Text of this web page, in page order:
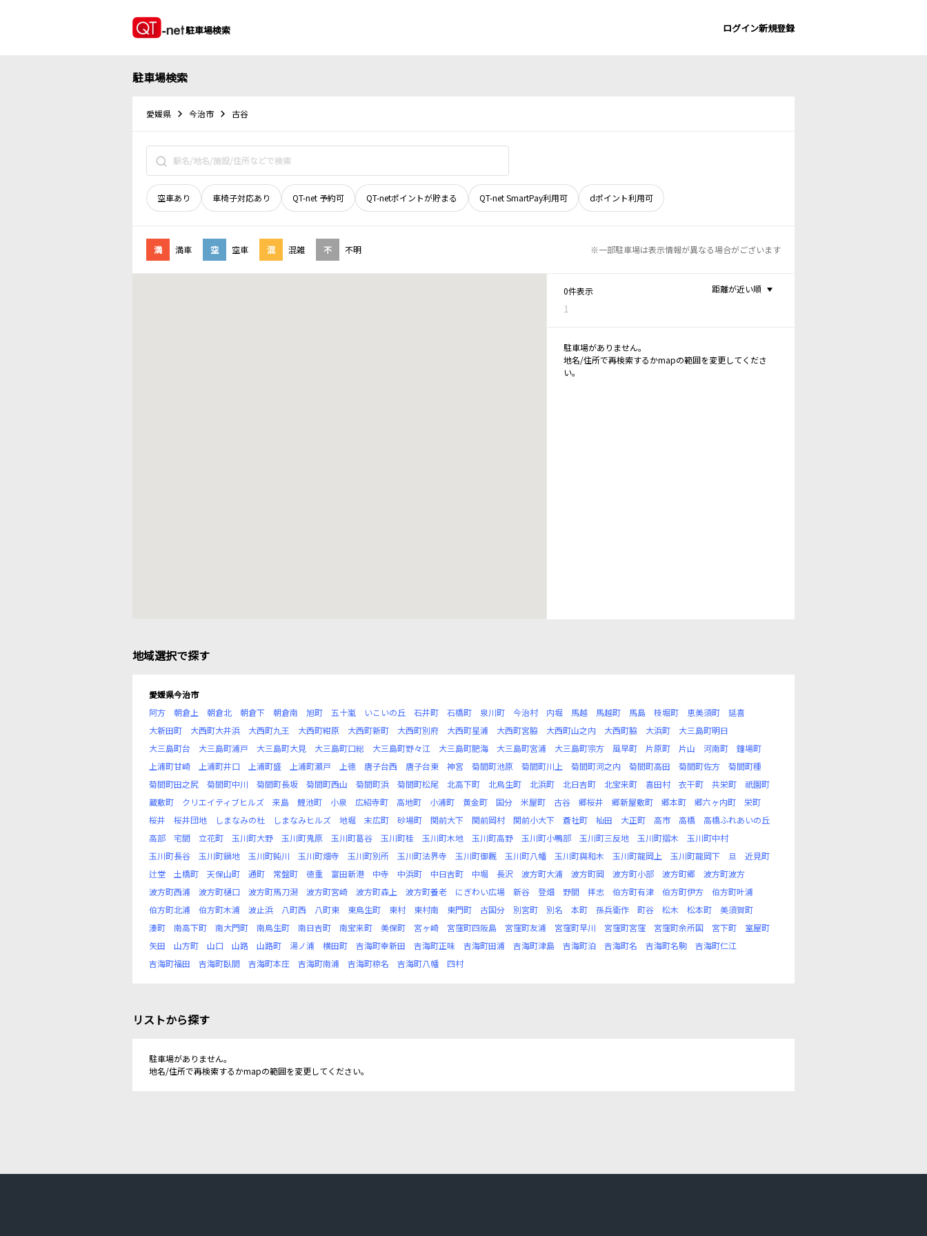
駐車場検索 ログイン新規登録
駐車場検索
愛媛県 今治市 古谷
空車あり 車椅子対応あり QT-net 予約可 QT-netポイントが貯まる QT-net SmartPay利用可 dポイント利用可
満 満車 空 空車 混 混雑 不 不明 ※一部駐車場は表示情報が異なる場合がございます
0件表示
1
距離が近い順
駐車場がありません。
地名/住所で再検索するかmapの範囲を変更してくださ
い。
地域選択で探す
愛媛県今治市
阿方
朝倉上 朝倉北 朝倉下 朝倉南 旭町 五十嵐 いこいの丘 石井町 石橋町 泉川町 今治村 内堀 馬越 馬越町 馬島 枝堀町 恵美須町
延喜
大新田町
大西町大井浜 大西町九王 大西町紺原 大西町新町 大西町別府 大西町星浦 大西町宮脇 大西町山之内 大西町脇 大浜町
大三島町明日
大三島町台
大三島町浦戸 大三島町大見 大三島町口総 大三島町野々江 大三島町肥海 大三島町宮浦 大三島町宗方 風早町 片原町 片山 河南町
鐘場町
上浦町甘崎
上浦町井口 上浦町盛 上浦町瀬戸 上徳 唐子台西 唐子台東 神宮 菊間町池原 菊間町川上 菊間町河之内 菊間町高田 菊間町佐方
菊間町種
菊間町田之尻
菊間町中川 菊間町長坂 菊間町西山 菊間町浜 菊間町松尾 北高下町 北鳥生町 北浜町 北日吉町 北宝来町 喜田村 衣干町 共栄町
祇園町
蔵敷町
クリエイティブヒルズ 来島 鯉池町 小泉 広紹寺町 高地町 小浦町 黄金町 国分 米屋町 古谷 郷桜井 郷新屋敷町 郷本町 郷六ヶ内町
栄町
桜井
桜井団地 しまなみの杜 しまなみヒルズ 地堀 末広町 砂場町 関前大下 関前岡村 関前小大下 蒼社町 杣田 大正町 高市 高橋
高橋ふれあいの丘
高部
宅間 立花町 玉川町大野 玉川町鬼原 玉川町葛谷 玉川町桂 玉川町木地 玉川町高野 玉川町小鴨部 玉川町三反地 玉川町摺木
玉川町中村
玉川町長谷
玉川町鍋地 玉川町鈍川 玉川町畑寺 玉川町別所 玉川町法界寺 玉川町御厩 玉川町八幡 玉川町與和木 玉川町龍岡上 玉川町龍岡下 旦
近見町
辻堂
土橋町 天保山町 通町 常盤町 徳重 富田新港 中寺 中浜町 中日吉町 中堀 長沢 波方町大浦 波方町岡 波方町小部 波方町郷
波方町波方
波方町西浦
波方町樋口 波方町馬刀潟 波方町宮崎 波方町森上 波方町養老 にぎわい広場 新谷 登畑 野間 拝志 伯方町有津 伯方町伊方
伯方町叶浦
伯方町北浦
伯方町木浦 波止浜 八町西 八町東 東鳥生町 東村 東村南 東門町 古国分 別宮町 別名 本町 孫兵衛作 町谷 松木 松本町
美須賀町
湊町
南高下町 南大門町 南鳥生町 南日吉町 南宝来町 美保町 宮ヶ崎 宮窪町四阪島 宮窪町友浦 宮窪町早川 宮窪町宮窪 宮窪町余所国 宮下町
室屋町
矢田
山方町 山口 山路 山路町 湯ノ浦 横田町 吉海町幸新田 吉海町正味 吉海町田浦 吉海町津島 吉海町泊 吉海町名 吉海町名駒
吉海町仁江
吉海町福田
吉海町臥間 吉海町本庄 吉海町南浦 吉海町椋名 吉海町八幡 四村
リストから探す
駐車場がありません。
地名/住所で再検索するかmapの範囲を変更してください。